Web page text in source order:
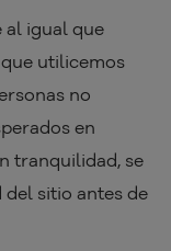
al igual que
utilicemos
no
en
tranquilidad, se
del sitio antes de